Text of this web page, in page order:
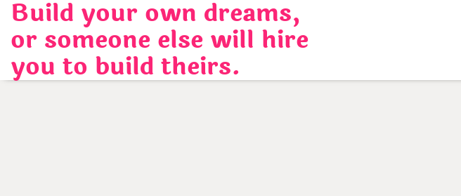
Skip
content
Build your own dreams,
or someone else will hire
you to build theirs.